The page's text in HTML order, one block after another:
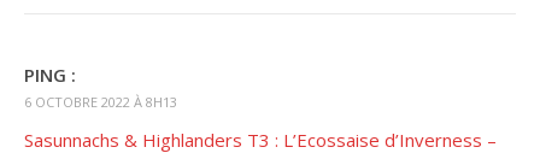
PING :
6 OCTOBRE 2022 À 8H13
Sasunnachs & Highlanders T3 : L’Ecossaise d’Inverness –